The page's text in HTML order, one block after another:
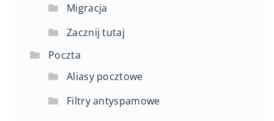
Migracja
Zacznij tutaj
Poczta
Aliasy pocztowe
Filtry antyspamowe